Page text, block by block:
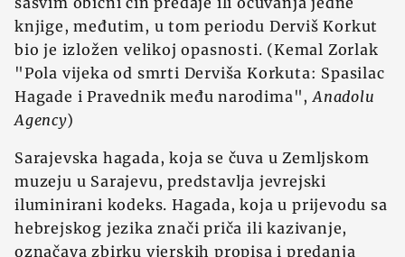
knjige, međutim, u tom periodu Derviš Korkut
bio je izložen velikoj opasnosti. (Kemal Zorlak
"Pola vijeka od smrti Derviša Korkuta: Spasilac
Hagade i Pravednik među narodima",Anadolu
Agency)
Sarajevska hagada, koja se čuva u Zemljskom
muzeju u Sarajevu, predstavlja jevrejski
iluminirani kodeks. Hagada, koja u prijevodu sa
hebrejskog jezika znači priča ili kazivanje,
označava zbirku vjerskih propisa i predanja